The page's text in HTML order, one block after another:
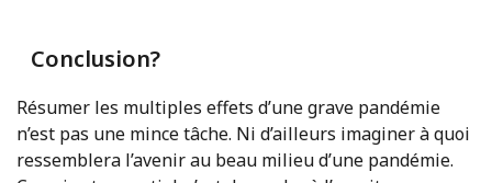
Conclusion?
Résumer les multiples effets d’une grave pandémie
n’est pas une mince tâche. Ni d’ailleurs imaginer à quoi
ressemblera l’avenir au beau milieu d’une pandémie.